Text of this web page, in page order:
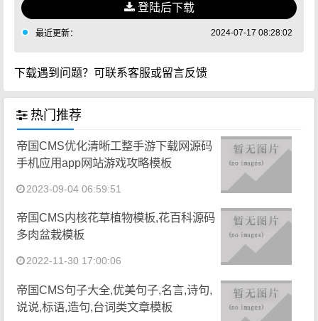
登陆后下载
最近更新： 2024-07-17 08:28:02
下载遇到问题？可联系客服或留言反馈
热门推荐
帝国CMS优化清晰工整手游下载网源码
手机应用app网站游戏攻略模板
2023-09-04 06:59:51
帝国CMS内核花草植物模板,花百科源码
多肉盆栽模板
2022-11-30 17:00:06
帝国CMS句子大全,优美句子,名言,诗句,
说说,标语,造句,台词类文章模板